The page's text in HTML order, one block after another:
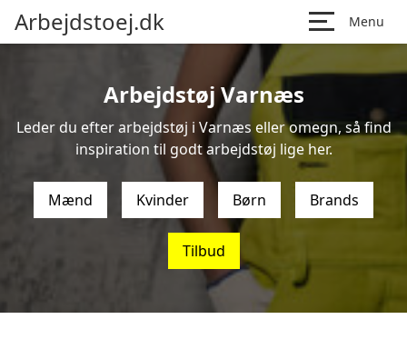
Arbejdstoej.dk Menu
Arbejdstøj Varnæs
Leder du efter arbejdstøj i Varnæs eller omegn, så find
inspiration til godt arbejdstøj lige her.
Mænd Kvinder Børn Brands
Tilbud